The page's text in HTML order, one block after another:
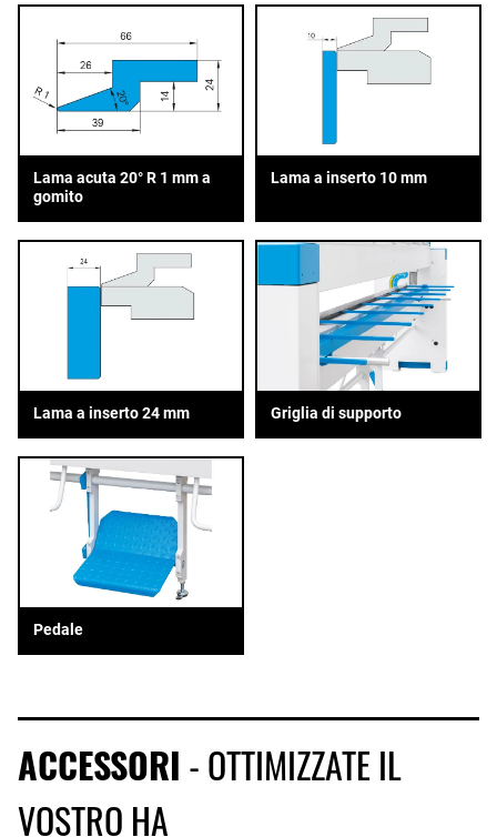
Lama acuta 20° R 1 mm a
gomito
Lama a inserto 10 mm
Lama a inserto 24 mm Griglia di supporto
Pedale
ACCESSORI - OTTIMIZZATE IL
VOSTRO HA